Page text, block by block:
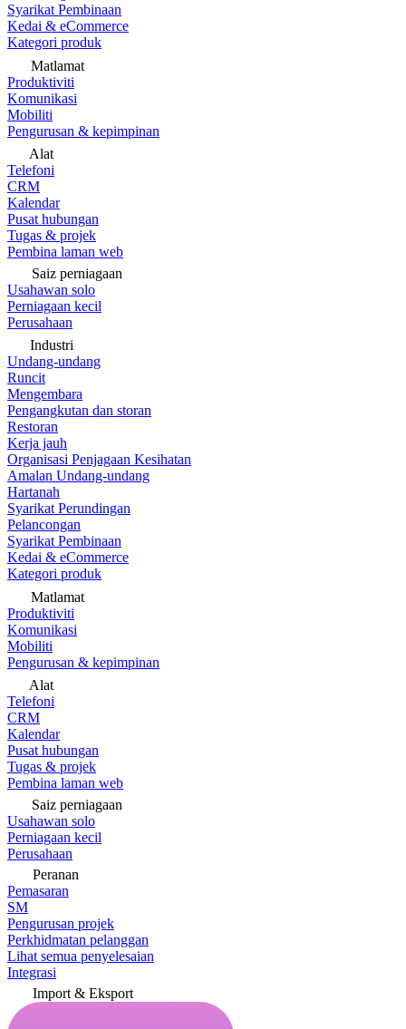
Syarikat Pembinaan
Kedai & eCommerce
Kategori produk
Matlamat
Produktiviti
Komunikasi
Mobiliti
Pengurusan & kepimpinan
Alat
Telefoni
CRM
Kalendar
Pusat hubungan
Tugas & projek
Pembina laman web
Saiz perniagaan
Usahawan solo
Perniagaan kecil
Perusahaan
Industri
Undang-undang
Runcit
Mengembara
Pengangkutan dan storan
Restoran
Kerja jauh
Organisasi Penjagaan Kesihatan
Amalan Undang-undang
Hartanah
Syarikat Perundingan
Pelancongan
Syarikat Pembinaan
Kedai & eCommerce
Kategori produk
Matlamat
Produktiviti
Komunikasi
Mobiliti
Pengurusan & kepimpinan
Alat
Telefoni
CRM
Kalendar
Pusat hubungan
Tugas & projek
Pembina laman web
Saiz perniagaan
Usahawan solo
Perniagaan kecil
Perusahaan
Peranan
Pemasaran
SM
Pengurusan projek
Perkhidmatan pelanggan
Lihat semua penyelesaian
Integrasi
Import & Eksport